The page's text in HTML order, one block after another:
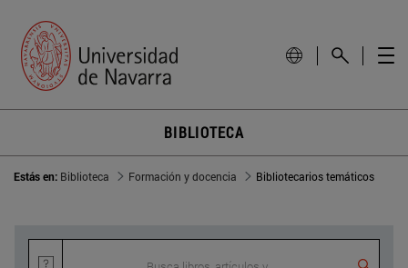
BIBLIOTECA
Estás en: Biblioteca Formación y docencia Bibliotecarios temáticos